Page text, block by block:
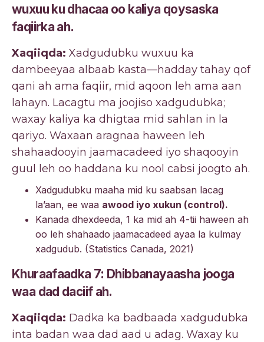
wuxuu ku dhacaa oo kaliya qoysaska
faqiirka ah.
Xaqiiqda: Xadgudubku wuxuu ka
dambeeyaa albaab kasta—hadday tahay qof
qani ah ama faqiir, mid aqoon leh ama aan
lahayn. Lacagtu ma joojiso xadgudubka;
waxay kaliya ka dhigtaa mid sahlan in la
qariyo. Waxaan aragnaa haween leh
shahaadooyin jaamacadeed iyo shaqooyin
guul leh oo haddana ku nool cabsi joogto ah.
Xadgudubku maaha mid ku saabsan lacag
la’aan, ee waa awood iyo xukun (control).
Kanada dhexdeeda, 1 ka mid ah 4-tii haween ah
oo leh shahaado jaamacadeed ayaa la kulmay
xadgudub. (Statistics Canada, 2021)
Khuraafaadka 7: Dhibbanayaasha jooga
waa dad daciif ah.
Xaqiiqda: Dadka ka badbaada xadgudubka
inta badan waa dad aad u adag. Waxay ku